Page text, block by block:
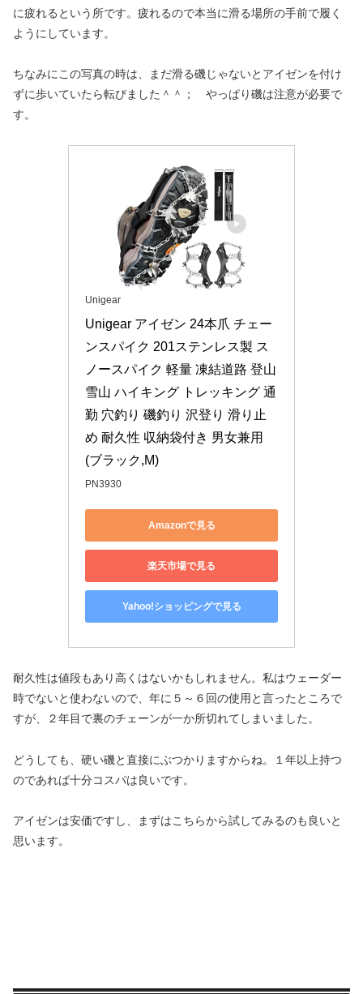
に疲れるという所です。疲れるので本当に滑る場所の手前で履く
ようにしています。
ちなみにこの写真の時は、まだ滑る磯じゃないとアイゼンを付け
ずに歩いていたら転びました＾＾； やっぱり磯は注意が必要で
す。
Unigear
Unigear アイゼン 24本爪 チェー
ンスパイク 201ステンレス製 ス
ノースパイク 軽量 凍結道路 登山
雪山 ハイキング トレッキング 通
勤 穴釣り 磯釣り 沢登り 滑り止
め 耐久性 収納袋付き 男女兼用
(ブラック,M)
PN3930
Amazonで見る
楽天市場で見る
Yahoo!ショッピングで見る
耐久性は値段もあり高くはないかもしれません。私はウェーダー
時でないと使わないので、年に５～６回の使用と言ったところで
すが、２年目で裏のチェーンが一か所切れてしまいました。
どうしても、硬い磯と直接にぶつかりますからね。１年以上持つ
のであれば十分コスパは良いです。
アイゼンは安価ですし、まずはこちらから試してみるのも良いと
思います。